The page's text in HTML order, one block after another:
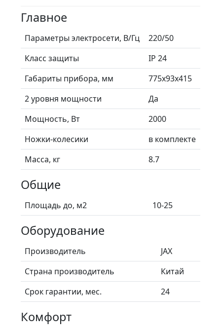
Главное
Параметры электросети, В/Гц
220/50
Класс защиты
IP 24
Габариты прибора, мм
775х93х415
2 уровня мощности
Да
Мощность, Вт
2000
Ножки-колесики
в комплекте
Масса, кг
8.7
Общие
Площадь до, м2 10-25
Оборудование
Производитель
JAX
Страна производитель
Китай
Срок гарантии, мес.
24
Комфорт